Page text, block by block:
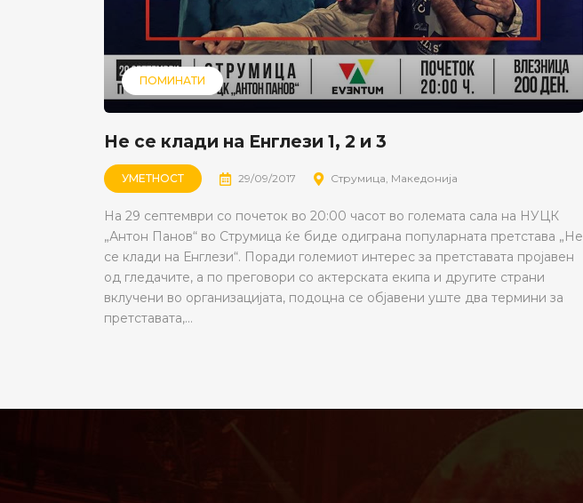
ПОМИНАТИ
Не се клади на Енглези 1, 2 и 3
УМЕТНОСТ 29/09/2017 Струмица, Македонија
На 29 септември со почеток во 20:00 часот во големата сала на НУЦК
„Антон Панов“ во Струмица ќе биде одиграна популарната претстава „Не
се клади на Енглези“. Поради големиот интерес за претставата пројавен
од гледачите, а по преговори со актерската екипа и другите страни
вклучени во организацијата, подоцна се објавени уште два термини за
претставата,...